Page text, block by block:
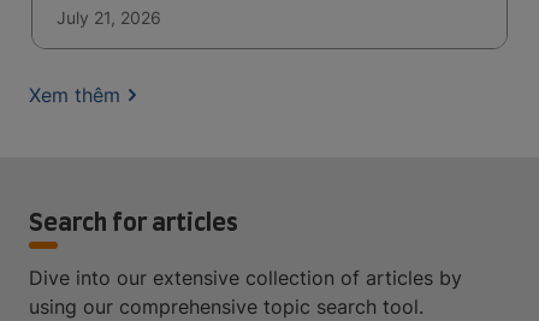
July 21, 2026
Xem thêm
Search for articles
Dive into our extensive collection of articles by
using our comprehensive topic search tool.